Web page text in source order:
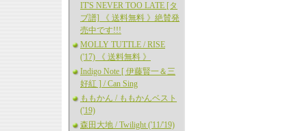
IT'S NEVER TOO LATE [タ
ブ譜] 《 送料無料 》絶賛発
売中です!!!
MOLLY TUTTLE / RISE
('17) 《 送料無料 》
Indigo Note [ 伊藤賢一＆三
好紅 ] / Can Sing
ももかん / ももかんベスト
('19)
森田大地 / Twilight ('11/'19)